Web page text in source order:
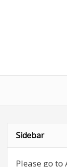
Sidebar
Please go